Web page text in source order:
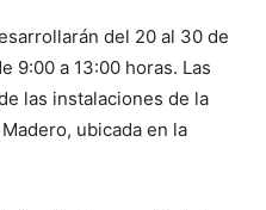
del 20 al 30 de
9:00 a 13:00 horas. Las
las instalaciones de la
ubicada en la